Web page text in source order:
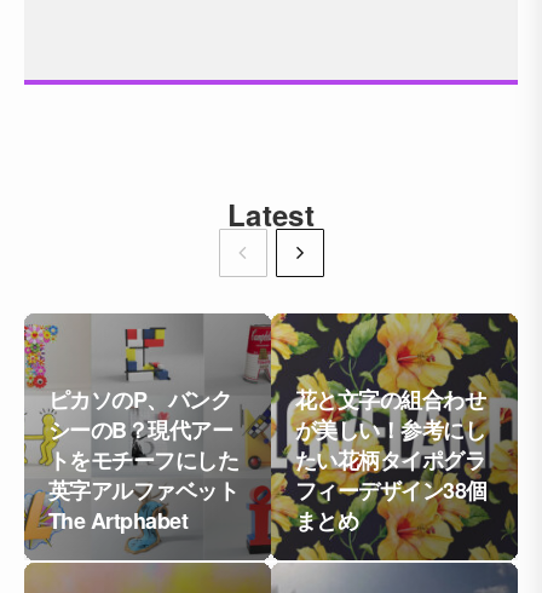
Latest
ピカソのP、バンク
シーのB？現代アー
トをモチーフにした
英字アルファベット
The Artphabet
花と文字の組合わせ
が美しい！参考にし
たい花柄タイポグラ
フィーデザイン38個
まとめ